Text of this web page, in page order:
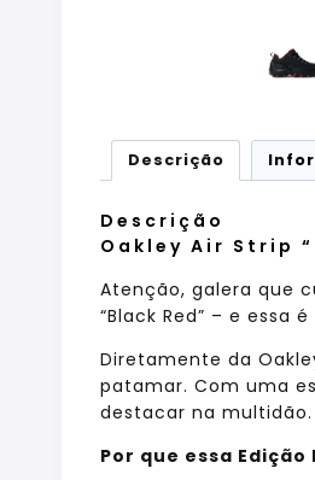
Descrição
Descrição
Oakley Air Strip
Atenção, galera que
“Black Red” – e essa
Diretamente da
patamar. Com uma
destacar na
Por que essa